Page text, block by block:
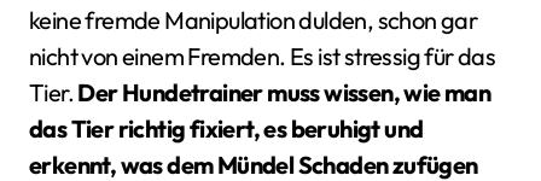
keine fremde Manipulation dulden, schon gar
nicht von einem Fremden. Es ist stressig für das
Tier.Der Hundetrainer muss wissen, wie man
das Tier richtig fixiert, es beruhigt und
erkennt, was dem Mündel Schaden zufügen